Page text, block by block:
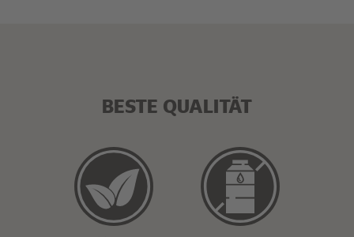
BESTE QUALITÄT